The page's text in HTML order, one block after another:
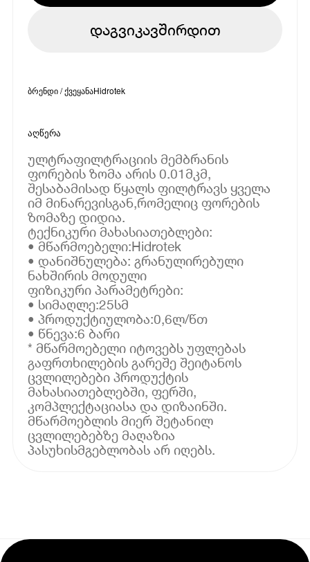
დაგვიკავშირდით
ბრენდი / ქვეყანაHidrotek
აღწერა
ულტრაფილტრაციის მემბრანის
ფორების ზომა არის 0.01მკმ,
შესაბამისად წყალს ფილტრავს ყველა
იმ მინარევისგან,რომელიც ფორების
ზომაზე დიდია.
ტექნიკური მახასიათებლები:
• მწარმოებელი:Hidrotek
• დანიშნულება: გრანულირებული
ნახშირის მოდული
ფიზიკური პარამეტრები:
• სიმაღლე:25სმ
• პროდუქტიულობა:0,6ლ/წთ
• წნევა:6 ბარი
* მწარმოებელი იტოვებს უფლებას
გაფრთხილების გარეშე შეიტანოს
ცვლილებები პროდუქტის
მახასიათებლებში, ფერში,
კომპლექტაციასა და დიზაინში.
მწარმოებლის მიერ შეტანილ
ცვლილებებზე მაღაზია
პასუხისმგებლობას არ იღებს.